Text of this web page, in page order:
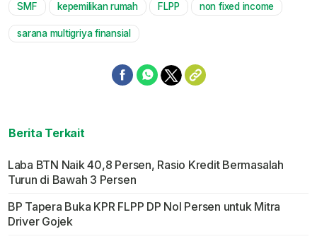
Mute
SMF kepemilikan rumah FLPP non fixed income
sarana multigriya finansial
Berita Terkait
Laba BTN Naik 40,8 Persen, Rasio Kredit Bermasalah
Turun di Bawah 3 Persen
BP Tapera Buka KPR FLPP DP Nol Persen untuk Mitra
Driver Gojek